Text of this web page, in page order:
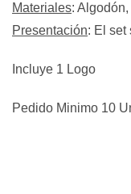
Materiales:
Presentación: El set
Incluye 1 Logo
Pedido Minimo 10